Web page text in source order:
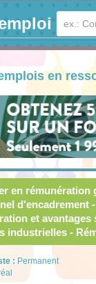
en
en rémunération
d'encadrement
et
industrielles -
: Permanent